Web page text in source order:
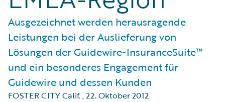
Ausgezeichnet werden herausragende
Leistungen bei der Auslieferung von
Lösungen der Guidewire-InsuranceSuite™
und ein besonderes Engagement für
Guidewire und dessen Kunden
FOSTER CITY Calif.,22. Oktober 2012